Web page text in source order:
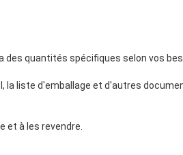
des quantités spécifiques selon vos
la liste d'emballage et d'autres
et à les revendre.